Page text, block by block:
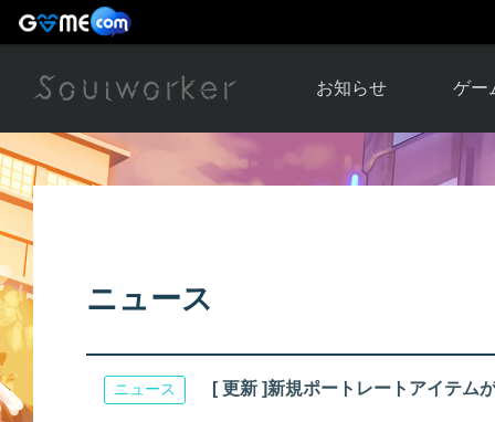
お知らせ
お知らせ一覧
ゲー
ソウ
アップ
ニュース
ニュース [ 更新 ]新規ポートレートアイテム